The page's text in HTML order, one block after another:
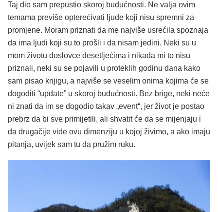
Taj dio sam prepustio skoroj budućnosti. Ne valja ovim
temama previše opterećivati ljude koji nisu spremni za
promjene. Moram priznati da me najviše usrećila spoznaja
da ima ljudi koji su to prošli i da nisam jedini. Neki su u
mom životu doslovce desetljećima i nikada mi to nisu
priznali, neki su se pojavili u proteklih godinu dana kako
sam pisao knjigu, a najviše se veselim onima kojima će se
dogoditi “update” u skoroj budućnosti. Bez brige, neki neće
ni znati da im se dogodio takav „event“, jer život je postao
prebrz da bi sve primijetili, ali shvatit će da se mijenjaju i
da drugačije vide ovu dimenziju u kojoj živimo, a ako imaju
pitanja, uvijek sam tu da pružim ruku.